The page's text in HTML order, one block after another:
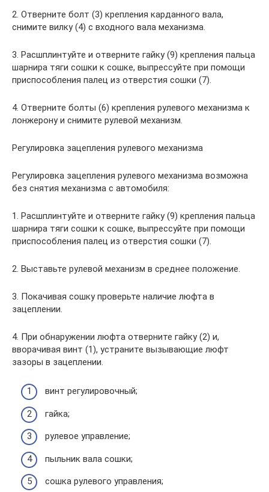
2. Отверните болт (3) крепления карданного вала,
снимите вилку (4) с входного вала механизма.
3. Расшплинтуйте и отверните гайку (9) крепления пальца
шарнира тяги сошки к сошке, выпрессуйте при помощи
приспособления палец из отверстия сошки (7).
4. Отверните болты (6) крепления рулевого механизма к
лонжерону и снимите рулевой механизм.
Регулировка зацепления рулевого механизма
Регулировка зацепления рулевого механизма возможна
без снятия механизма с автомобиля:
1. Расшплинтуйте и отверните гайку (9) крепления пальца
шарнира тяги сошки к сошке, выпрессуйте при помощи
приспособления палец из отверстия сошки (7).
2. Выставьте рулевой механизм в среднее положение.
3. Покачивая сошку проверьте наличие люфта в
зацеплении.
4. При обнаружении люфта отверните гайку (2) и,
вворачивая винт (1), устраните вызывающие люфт
зазоры в зацеплении.
винт регулировочный;
гайка;
рулевое управление;
пыльник вала сошки;
сошка рулевого управления;